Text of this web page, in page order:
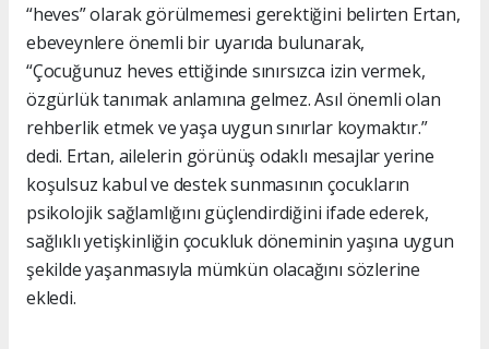
“heves” olarak görülmemesi gerektiğini belirten Ertan,
ebeveynlere önemli bir uyarıda bulunarak,
“Çocuğunuz heves ettiğinde sınırsızca izin vermek,
özgürlük tanımak anlamına gelmez. Asıl önemli olan
rehberlik etmek ve yaşa uygun sınırlar koymaktır.”
dedi. Ertan, ailelerin görünüş odaklı mesajlar yerine
koşulsuz kabul ve destek sunmasının çocukların
psikolojik sağlamlığını güçlendirdiğini ifade ederek,
sağlıklı yetişkinliğin çocukluk döneminin yaşına uygun
şekilde yaşanmasıyla mümkün olacağını sözlerine
ekledi.